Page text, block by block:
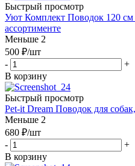
Быстрый просмотр
Уют Комплект Поводок 120
ассортименте
Меньше 2
500 ₽/шт
-
+
В корзину
Быстрый просмотр
Pet-it Dream Поводок для
Меньше 2
680 ₽/шт
-
+
В корзину